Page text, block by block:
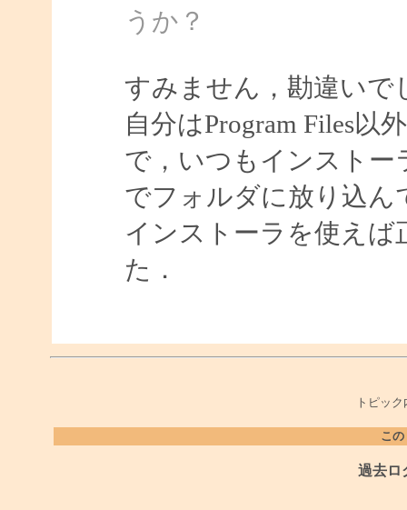
うか？
すみません，勘違いで
自分はProgram Files以
で，いつもインストー
でフォルダに放り込ん
インストーラを使え
た．
トピッ
こ
過去ロ